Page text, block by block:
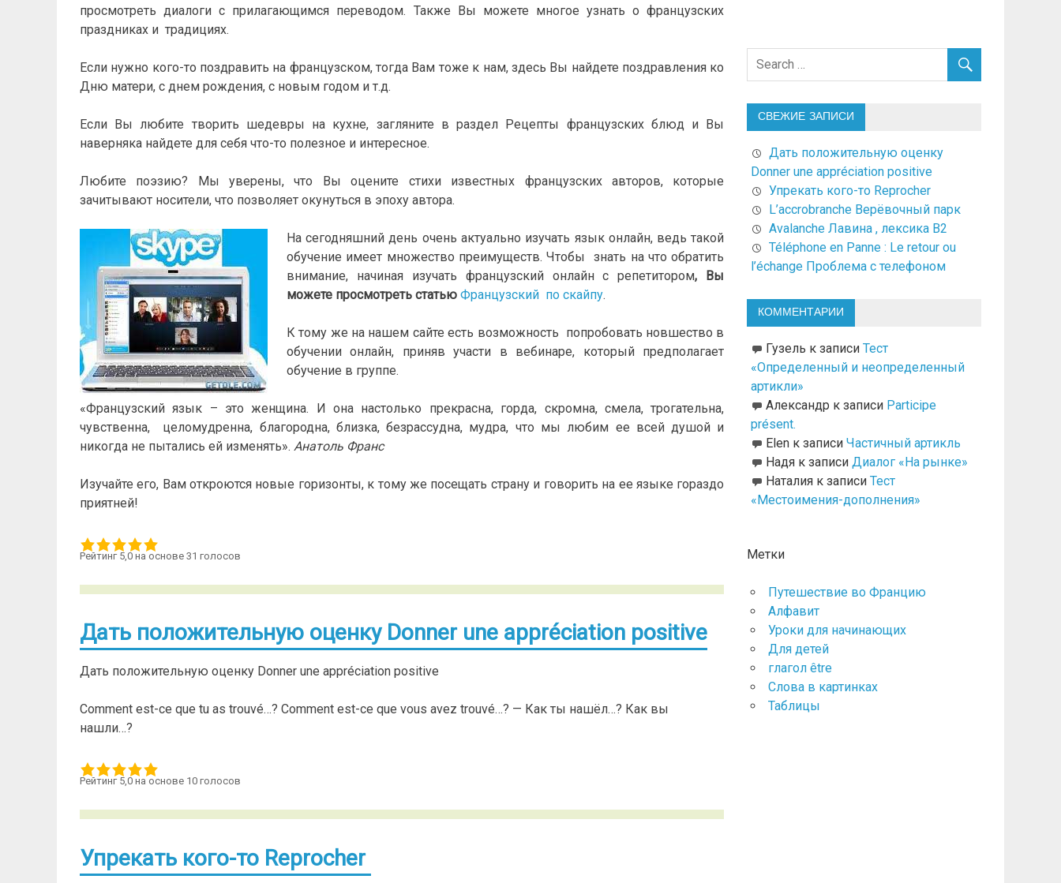
просмотреть диалоги с прилагающимся переводом. Также Вы можете многое узнать о французских
праздниках и традициях.
Если нужно кого-то поздравить на французском, тогда Вам тоже к нам, здесь Вы найдете поздравления ко
Дню матери, с днем рождения, с новым годом и т.д.
Если Вы любите творить шедевры на кухне, загляните в раздел Рецепты французских блюд и Вы
наверняка найдете для себя что-то полезное и интересное.
Любите поэзию? Мы уверены, что Вы оцените стихи известных французских авторов, которые
зачитывают носители, что позволяет окунуться в эпоху автора.
На сегодняшний день очень актуально изучать язык онлайн, ведь такой
обучение имеет множество преимуществ. Чтобы знать на что обратить
внимание, начиная изучать французский онлайн с репетитором, Вы
можете просмотреть статью Французский по скайпу.
К тому же на нашем сайте есть возможность попробовать новшество в
обучении онлайн, приняв участи в вебинаре, который предполагает
обучение в группе.
«Французский язык – это женщина. И она настолько прекрасна, горда, скромна, смела, трогательна,
чувственна, целомудренна, благородна, близка, безрассудна, мудра, что мы любим ее всей душой и
никогда не пытались ей изменять». Анатоль Франс
Изучайте его, Вам откроются новые горизонты, к тому же посещать страну и говорить на ее языке гораздо
приятней!
Рейтинг 5,0 на основе 31 голосов
Дать положительную оценку Donner une appréciation positive
Дать положительную оценку Donner une appréciation positive
Comment est-ce que tu as trouvé…? Comment est-ce que vous avez trouvé…? — Как ты нашёл…? Как вы
нашли…?
Рейтинг 5,0 на основе 10 голосов
Упрекать кого-то Reprocher
СВЕЖИЕ ЗАПИСИ
Дать положительную оценку
Donner une appréciation positive
Упрекать кого-то Reprocher
L’accrobranche Верёвочный парк
Avalanche Лавина , лексика В2
Téléphone en Panne : Le retour ou
l’échange Проблема с телефоном
КОММЕНТАРИИ
Гузель к записиТест
«Определенный и неопределенный
артикли»
Александр к записи Participe
présent.
Elen к записиЧастичный артикль
Надя к записиДиалог «На рынке»
Наталия к записиТест
«Местоимения-дополнения»
Метки
Путешествие во Францию
Алфавит
Уроки для начинающих
Для детей
глагол être
Слова в картинках
Таблицы